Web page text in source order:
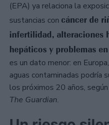
(EPA) ya relaciona la
sustancias con cáncer de
infertilidad, alteraciones
hepáticos y problemas
es un dato menor: en
aguas contaminadas podría
los próximos 20 años,
The Guardian.